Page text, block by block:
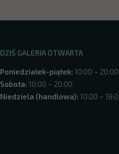
DZIŚ GALERIA OTWARTA
Poniedziałek-piątek: 10:00 – 20:00
Sobota: 10:00 – 20:00
Niedziela (handlowa): 10:00 –